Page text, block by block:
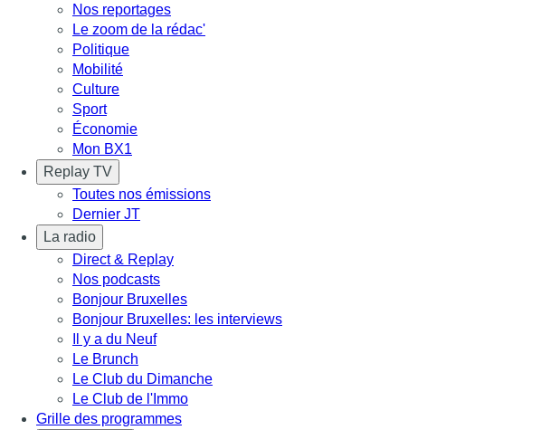
Nos reportages
Le zoom de la rédac'
Politique
Mobilité
Culture
Sport
Économie
Mon BX1
Replay TV
Toutes nos émissions
Dernier JT
La radio
Direct & Replay
Nos podcasts
Bonjour Bruxelles
Bonjour Bruxelles: les interviews
Il y a du Neuf
Le Brunch
Le Club du Dimanche
Le Club de l'Immo
Grille des programmes